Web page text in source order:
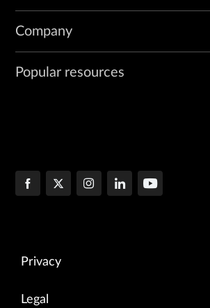
Company
Popular resources
Privacy
Legal